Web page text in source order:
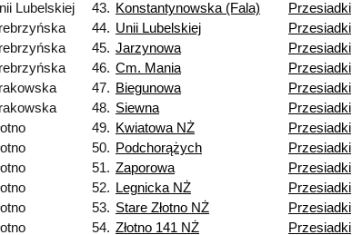
Lubelskiej
43. Konstantynowska (Fala)
Przesiadki
44. Unii Lubelskiej
Przesiadki
45. Jarzynowa
Przesiadki
46. Cm. Mania
Przesiadki
47. Biegunowa
Przesiadki
48. Siewna
Przesiadki
49. Kwiatowa NŻ
Przesiadki
50. Podchorążych
Przesiadki
51. Zaporowa
Przesiadki
52. Legnicka NŻ
Przesiadki
53. Stare Złotno NŻ
Przesiadki
54. Złotno 141 NŻ Przesiadki